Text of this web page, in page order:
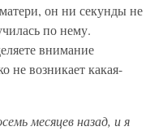
он ни секунды не
по нему.
внимание
не возникает какая-
месяцев назад, и я